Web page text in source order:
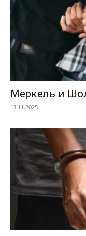
Меркель и
13.11.2025